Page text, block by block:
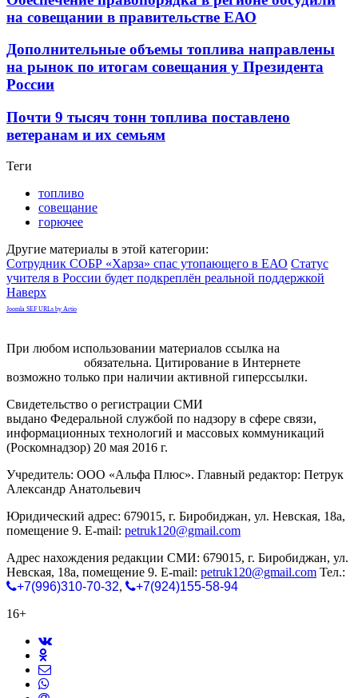
на совещании в правительстве ЕАО
Дополнительные объемы топлива направлены
на рынок по итогам совещания у Президента
России
Почти 9 тысяч тонн топлива поставлено
ветеранам и их семьям
Теги
топливо
совещание
горючее
Другие материалы в этой категории:
Сотрудник СОБР «Харза» спас утопающего в ЕАО Статус
учителя в России будет подкреплён реальной поддержкой
Наверх
Joomla SEF URLs by Artio
При любом использовании материалов ссылка на
обязательна. Цитирование в Интернете
возможно только при наличии активной гиперссылки.
Свидетельство о регистрации СМИ
выдано Федеральной службой по надзору в сфере связи,
информационных технологий и массовых коммуникаций
(Роскомнадзор) 20 мая 2016 г.
Учредитель: ООО «Альфа Плюс». Главный редактор: Петрук
Александр Анатольевич
Юридический адрес: 679015, г. Биробиджан, ул. Невская, 18а,
помещение 9. E-mail: petruk120@gmail.com
Адрес нахождения редакции СМИ: 679015, г. Биробиджан, ул.
Невская, 18а, помещение 9. E-mail: petruk120@gmail.com Тел.:
+7(996)310-70-32,
+7(924)155-58-94
16+